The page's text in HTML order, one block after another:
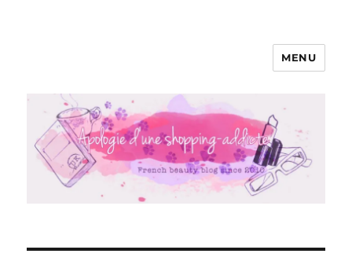
Apologie d'une Shopping-addicte
MENU